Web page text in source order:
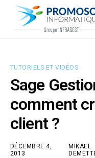
Qui sommes-nous ?
Nos ressources
Support
TUTORIELS ET VIDÉOS
Sage
comment
client ?
DÉCEMBRE 4,
2013
MIKAËL